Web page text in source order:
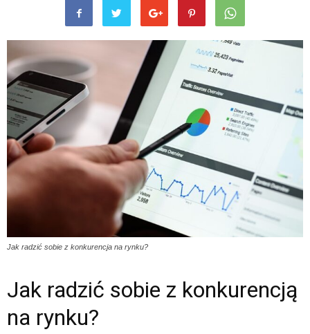
Jak radzić sobie z konkurencja na rynku?
Jak radzić sobie z konkurencją
na rynku?